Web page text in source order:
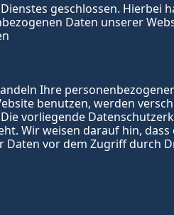
geschlossen. Hierbei
Daten unserer
Ihre
benutzen, werden
vorliegende
Wir weisen darauf hin,
Daten vor dem Zugriff durch